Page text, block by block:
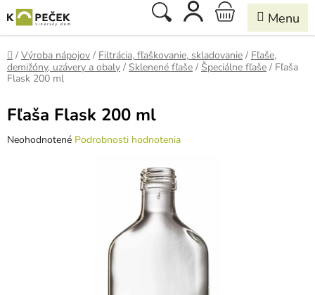
na
obsah
Hľadať
NÁKUPNÝ
KOŠÍK
Domov
/ Výroba nápojov / Filtrácia, fľaškovanie, skladovanie / Fľaše,
demižóny, uzávery a obaly / Sklenené fľaše / Špeciálne fľaše / Fľaša
Flask 200 ml
Fľaša Flask 200 ml
Priemerné
Neohodnotené Podrobnosti hodnotenia